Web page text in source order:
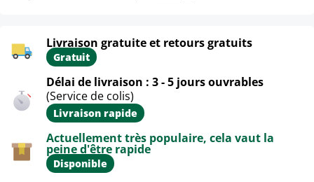
Livraison gratuite et retours gratuits
Gratuit
Délai de livraison : 3 - 5 jours ouvrables
(Service de colis)
Livraison rapide
Actuellement très populaire, cela vaut la
peine d'être rapide
Disponible